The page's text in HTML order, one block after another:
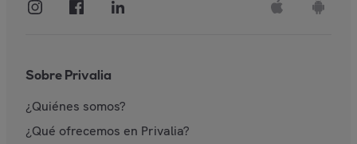
Sobre Privalia
¿Quiénes somos?
¿Qué ofrecemos en Privalia?